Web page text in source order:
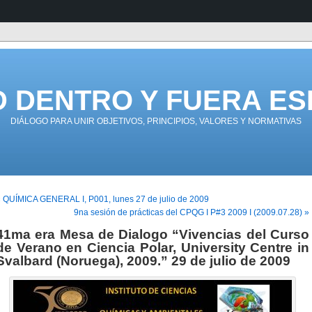
DENTRO Y FUERA
DIÁLOGO PARA UNIR OBJETIVOS, PRINCIPIOS, VALORES Y NORMATIVAS
QUÍMICA GENERAL I, P001, lunes 27 de julio de 2009
9na sesión de prácticas del CPQG I P#3 2009 I (2009.07.28) »
era Mesa de Dialogo “Vivencias del Curso
Verano en Ciencia Polar, University Centre in
(Noruega), 2009.” 29 de julio de 2009